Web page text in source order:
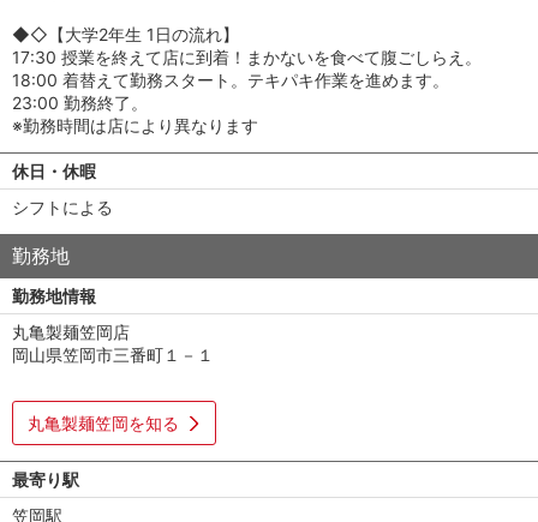
◆◇【大学2年生 1日の流れ】
17:30 授業を終えて店に到着！まかないを食べて腹ごしらえ。
18:00 着替えて勤務スタート。テキパキ作業を進めます。
23:00 勤務終了。
※勤務時間は店により異なります
休日・休暇
シフトによる
勤務地
勤務地情報
丸亀製麺笠岡店
岡山県笠岡市三番町１－１
丸亀製麺笠岡を知る
最寄り駅
笠岡駅